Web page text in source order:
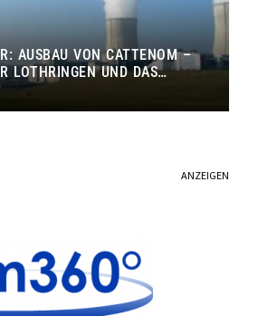
AUSBAU VON CATTENOM –
LOTHRINGEN UND DAS
ANZEIGEN